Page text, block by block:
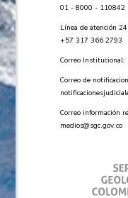
01 - 8000 - 110842
Línea de atención
+57 ​317 366 2793
Correo Institucional:
Correo de
Correo información
medios@sgc.gov.co